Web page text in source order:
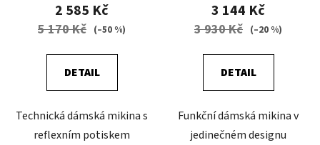
2 585 Kč
5 170 Kč (–50 %)
DETAIL
Technická dámská mikina s
reflexním potiskem
3 144 Kč
3 930 Kč (–20 %)
DETAIL
Funkční dámská mikina v
jedinečném designu